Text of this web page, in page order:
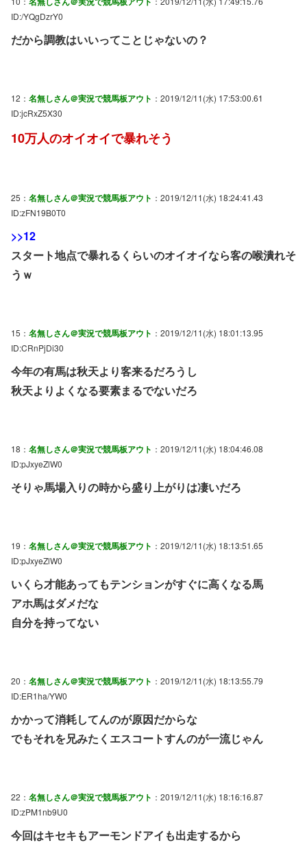
ID:/YQgDzrY0
だから調教はいいってことじゃないの？
12： 名無しさん＠実況で競馬板アウト ：2019/12/11(水) 17:53:00.61
ID:jcRxZ5X30
10万人のオイオイで暴れそう
25： 名無しさん＠実況で競馬板アウト ：2019/12/11(水) 18:24:41.43
ID:zFN19B0T0
>>12
スタート地点で暴れるくらいのオイオイなら客の喉潰れそ
うｗ
15： 名無しさん＠実況で競馬板アウト ：2019/12/11(水) 18:01:13.95
ID:CRnPjDi30
今年の有馬は秋天より客来るだろうし
秋天よりよくなる要素まるでないだろ
18： 名無しさん＠実況で競馬板アウト ：2019/12/11(水) 18:04:46.08
ID:pJxyeZlW0
そりゃ馬場入りの時から盛り上がりは凄いだろ
19： 名無しさん＠実況で競馬板アウト ：2019/12/11(水) 18:13:51.65
ID:pJxyeZlW0
いくら才能あってもテンションがすぐに高くなる馬
アホ馬はダメだな
自分を持ってない
20： 名無しさん＠実況で競馬板アウト ：2019/12/11(水) 18:13:55.79
ID:ER1ha/YW0
かかって消耗してんのが原因だからな
でもそれを兄みたくエスコートすんのが一流じゃん
22： 名無しさん＠実況で競馬板アウト ：2019/12/11(水) 18:16:16.87
ID:zPM1nb9U0
今回はキセキもアーモンドアイも出走するから